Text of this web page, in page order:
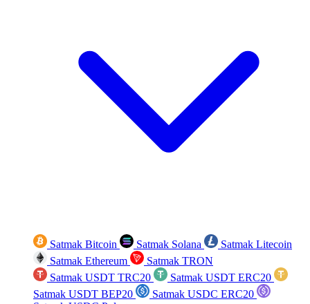
Satmak Bitcoin Satmak Solana
Satmak Litecoin
Satmak Ethereum
Satmak TRON
Satmak USDT TRC20
Satmak USDT ERC20
Satmak USDT BEP20
Satmak USDC ERC20